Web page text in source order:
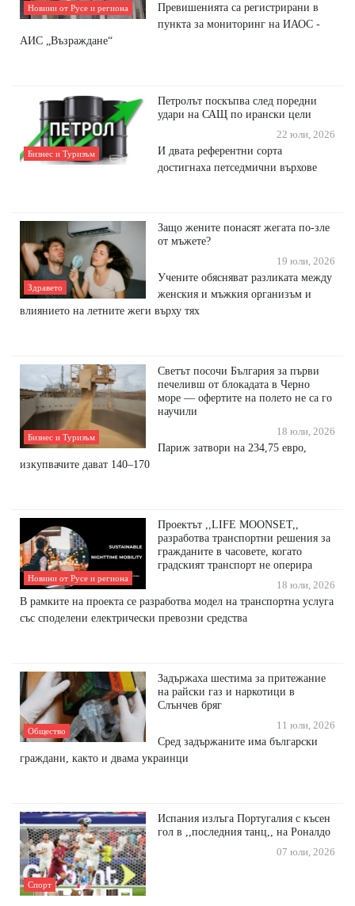
Новини от Русе и региона
Превишенията са регистрирани в
пункта за мониторинг на ИАОС -
АИС „Възраждане“
Бизнес и Туризъм
Петролът поскъпва след поредни
удари на САЩ по ирански цели
22 юли, 2026
И двата референтни сорта
достигнаха петседмични върхове
Здравето
Защо жените понасят жегата по-зле
от мъжете?
19 юли, 2026
Учените обясняват разликата между
женския и мъжкия организъм и
влиянието на летните жеги върху тях
Бизнес и Туризъм
Светът посочи България за първи
печеливш от блокадата в Черно
море — офертите на полето не са го
научили
18 юли, 2026
Париж затвори на 234,75 евро,
изкупвачите дават 140–170
Новини от Русе и региона
Проектът ,,LIFE MOONSET,,
разработва транспортни решения за
гражданите в часовете, когато
градският транспорт не оперира
18 юли, 2026
В рамките на проекта се разработва модел на транспортна услуга
със споделени електрически превозни средства
Общество
Задържаха шестима за притежание
на райски газ и наркотици в
Слънчев бряг
11 юли, 2026
Сред задържаните има български
граждани, както и двама украинци
Спорт
Испания излъга Португалия с късен
гол в ,,последния танц,, на Роналдо
07 юли, 2026